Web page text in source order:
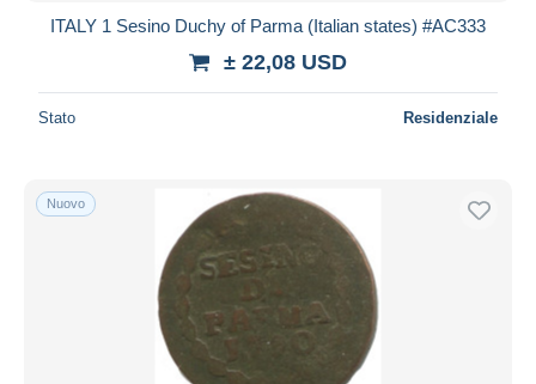
ITALY 1 Sesino Duchy of Parma (Italian states) #AC333
± 22,08 USD
Stato Residenziale
Nuovo